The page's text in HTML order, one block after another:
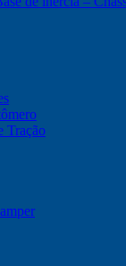
Tração